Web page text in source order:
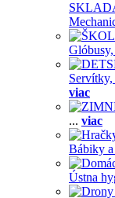
Glóbusy,
Servítky,
viac
... viac
Bábiky a
Ústna